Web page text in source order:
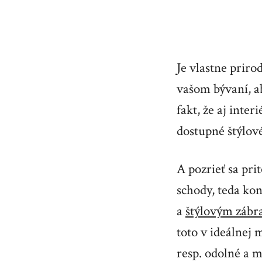
Je vlastne
vašom bývaní,
fakt, že aj
dostupné
A pozrieť sa
schody, teda
a štýlovým
toto v ideálnej
resp. odolné a